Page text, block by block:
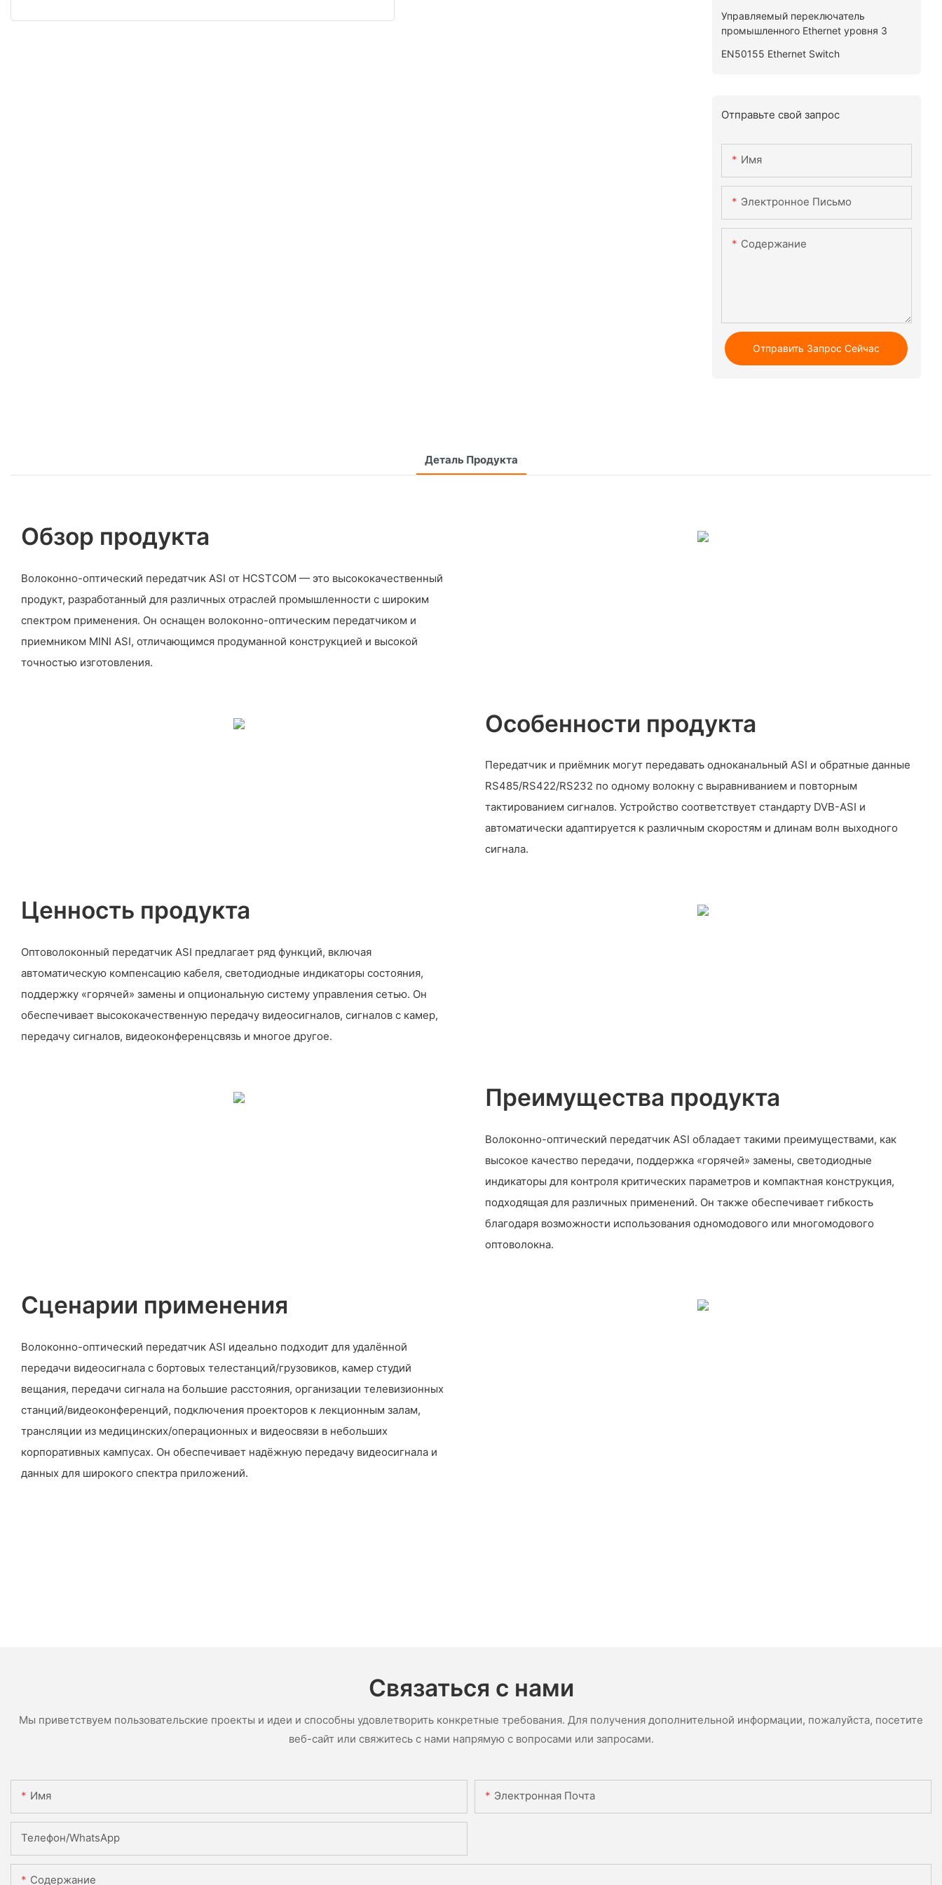
Управляемый переключатель
промышленного Ethernet уровня 3
EN50155 Ethernet Switch
Отправьте свой запрос
Имя
Электронное Письмо
Содержание
Отправить Запрос Сейчас
Деталь Продукта
Обзор продукта
Волоконно-оптический передатчик ASI от HCSTCOM — это высококачественный
продукт, разработанный для различных отраслей промышленности с широким
спектром применения. Он оснащен волоконно-оптическим передатчиком и
приемником MINI ASI, отличающимся продуманной конструкцией и высокой
точностью изготовления.
Особенности продукта
Передатчик и приёмник могут передавать одноканальный ASI и обратные данные
RS485/RS422/RS232 по одному волокну с выравниванием и повторным
тактированием сигналов. Устройство соответствует стандарту DVB-ASI и
автоматически адаптируется к различным скоростям и длинам волн выходного
сигнала.
Ценность продукта
Оптоволоконный передатчик ASI предлагает ряд функций, включая
автоматическую компенсацию кабеля, светодиодные индикаторы состояния,
поддержку «горячей» замены и опциональную систему управления сетью. Он
обеспечивает высококачественную передачу видеосигналов, сигналов с камер,
передачу сигналов, видеоконференцсвязь и многое другое.
Преимущества продукта
Волоконно-оптический передатчик ASI обладает такими преимуществами, как
высокое качество передачи, поддержка «горячей» замены, светодиодные
индикаторы для контроля критических параметров и компактная конструкция,
подходящая для различных применений. Он также обеспечивает гибкость
благодаря возможности использования одномодового или многомодового
оптоволокна.
Сценарии применения
Волоконно-оптический передатчик ASI идеально подходит для удалённой
передачи видеосигнала с бортовых телестанций/грузовиков, камер студий
вещания, передачи сигнала на большие расстояния, организации телевизионных
станций/видеоконференций, подключения проекторов к лекционным залам,
трансляции из медицинских/операционных и видеосвязи в небольших
корпоративных кампусах. Он обеспечивает надёжную передачу видеосигнала и
данных для широкого спектра приложений.
Связаться с нами
Мы приветствуем пользовательские проекты и идеи и способны удовлетворить конкретные требования. Для получения дополнительной информации, пожалуйста, посетите
веб-сайт или свяжитесь с нами напрямую с вопросами или запросами.
Имя Электронная Почта
Телефон/WhatsApp
Содержание